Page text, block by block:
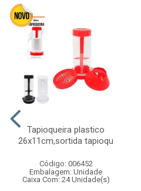
Tapioqueira plastico
26x11cm,sortida tapioqu
Código: 006452
Embalagem: Unidade
Caixa Com: 24 Unidade(s)